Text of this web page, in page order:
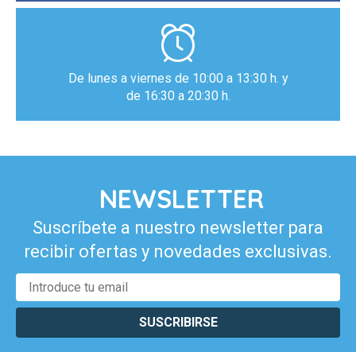
De lunes a viernes de 10:00 a 13:30 h. y
de 16:30 a 20:30 h.
NEWSLETTER
Suscríbete a nuestro newsletter para
recibir ofertas y novedades exclusivas.
SUSCRIBIRSE